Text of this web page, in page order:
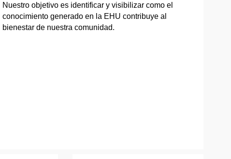
Nuestro objetivo es identificar y visibilizar como el
conocimiento generado en la EHU contribuye al
bienestar de nuestra comunidad.